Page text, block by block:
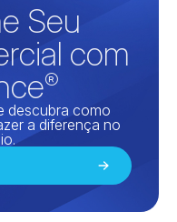
Seu
com
®
descubra como
a diferença no